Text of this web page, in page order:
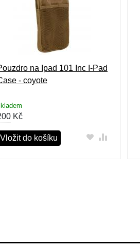
na Ipad 101 Inc I-Pad
- coyote
Kč
Vložit do košíku